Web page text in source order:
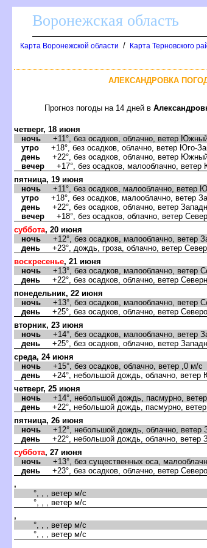
оронежская область
Карта Воронежской области / Карта Терновского
АЛЕКСАНДРОВКА
Прогноз погоды на 14 дней
четверг, 18 июня
ночь +11°, без осадков, облачно, ветер
утро +18°, без осадков, облачно, ветер Юго-
день +22°, без осадков, облачно, ветер
ечер +17°, без осадков, малооблачно, ветер
пятница, 19 июня
ночь +11°, без осадков, малооблачно, ветер
утро +18°, без осадков, малооблачно, ветер
день +22°, без осадков, облачно, ветер
ечер +18°, без осадков, облачно, ветер
суббота, 20 июня
ночь +12°, без осадков, малооблачно, ветер
день +23°, дождь, гроза, облачно, ветер
оскресенье, 21 июня
ночь +13°, без осадков, малооблачно, ветер
день +22°, без осадков, облачно, ветер
понедельник, 22 июня
ночь +13°, без осадков, малооблачно, ветер
день +25°, без осадков, облачно, ветер
торник, 23 июня
ночь +14°, без осадков, малооблачно, ветер
день +25°, без осадков, облачно, ветер
среда, 24 июня
ночь +15°, без осадков, облачно, ветер ,0 м/с
день +24°, небольшой дождь, облачно, ветер
четверг, 25 июня
ночь +14°, небольшой дождь, пасмурно,
день +22°, небольшой дождь, пасмурно,
пятница, 26 июня
ночь +12°, небольшой дождь, облачно, ветер
день +22°, небольшой дождь, облачно, ветер
суббота, 27 июня
ночь +13°, без существенных оса,
день +23°, без осадков, облачно, ветер
,
°, , , ветер м/с
°, , , ветер м/с
,
°, , , ветер м/с
°, , , ветер м/с